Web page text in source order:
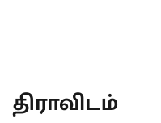
திராவிடம்